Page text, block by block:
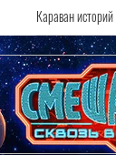
Караван историй